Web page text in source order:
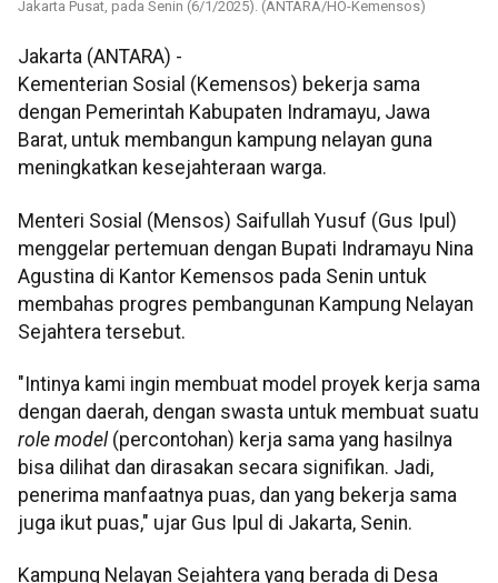
Jakarta Pusat, pada Senin (6/1/2025). (ANTARA/HO-Kemensos)
Jakarta (ANTARA) -
Kementerian Sosial (Kemensos) bekerja sama
dengan Pemerintah Kabupaten Indramayu, Jawa
Barat, untuk membangun kampung nelayan guna
meningkatkan kesejahteraan warga.
Menteri Sosial (Mensos) Saifullah Yusuf (Gus Ipul)
menggelar pertemuan dengan Bupati Indramayu Nina
Agustina di Kantor Kemensos pada Senin untuk
membahas progres pembangunan Kampung Nelayan
Sejahtera tersebut.
"Intinya kami ingin membuat model proyek kerja sama
dengan daerah, dengan swasta untuk membuat suatu
role model(percontohan) kerja sama yang hasilnya
bisa dilihat dan dirasakan secara signifikan. Jadi,
penerima manfaatnya puas, dan yang bekerja sama
juga ikut puas," ujar Gus Ipul di Jakarta, Senin.
Kampung Nelayan Sejahtera yang berada di Desa